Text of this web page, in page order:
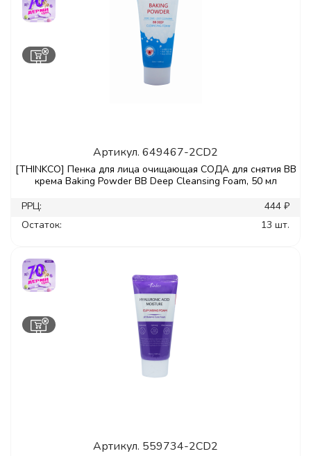
Артикул. 649467-2CD2
[THINKCO] Пенка для лица очищающая СОДА для снятия ВВ
крема Baking Powder ВВ Deep Cleansing Foam, 50 мл
РРЦ:
444 ₽
Остаток:
13 шт.
Артикул. 559734-2CD2